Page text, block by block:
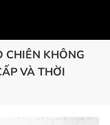
CHIÊN KHÔNG
VÀ THỜI